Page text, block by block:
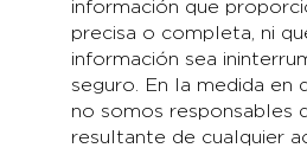
información que
precisa o completa, ni
información sea
seguro. En la medida en
no somos responsables
resultante de cualquier